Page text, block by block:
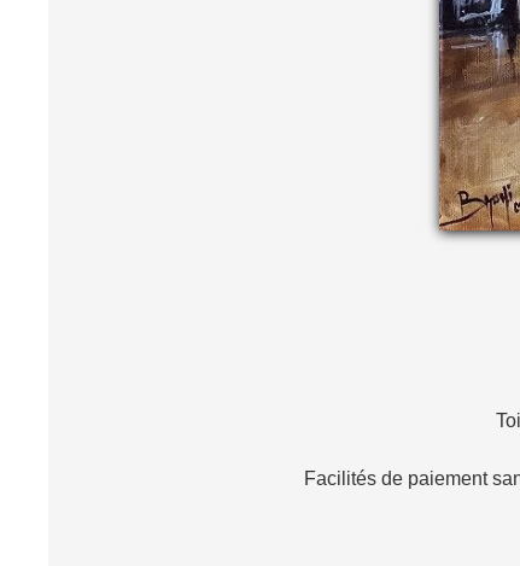
Facilités de paiement